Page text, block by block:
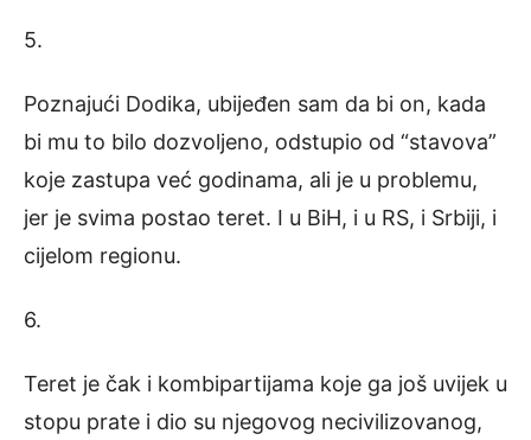
5.
Poznajući Dodika, ubijeđen sam da bi on, kada
bi mu to bilo dozvoljeno, odstupio od “stavova”
koje zastupa već godinama, ali je u problemu,
jer je svima postao teret. I u BiH, i u RS, i Srbiji, i
cijelom regionu.
6.
Teret je čak i kombipartijama koje ga još uvijek u
stopu prate i dio su njegovog necivilizovanog,